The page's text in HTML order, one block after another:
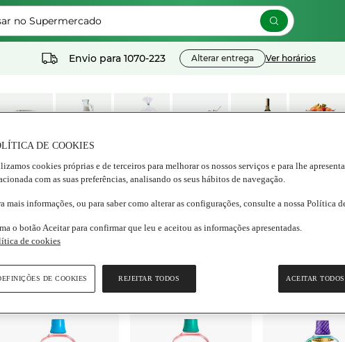
no Supermercado
Envio para 1070-223 Alterar entrega Ver horários
Preparados
ovos
Bem estar
DE COOKIES
cookies próprias e de terceiros para melhorar os nossos serviços e para lhe
com as suas preferências, analisando os seus hábitos de navegação.
mais informações, ou para saber como alterar as configurações, consulte a nossa Política
o botão Aceitar para confirmar que leu e aceitou as informações apresentadas.
de cookies
REJEITAR TODOS ACEITAR
DE COOKIES